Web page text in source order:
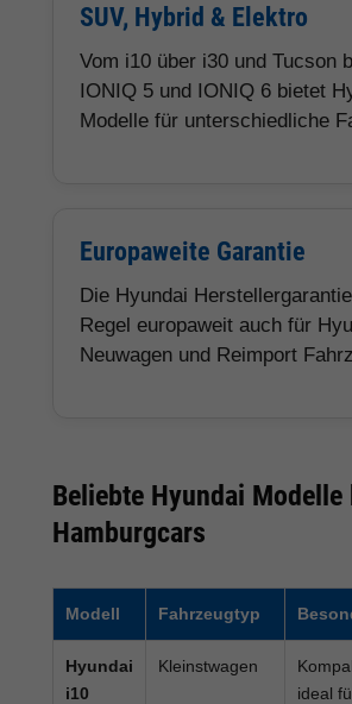
SUV, Hybrid & Elektro
Vom i10 über i30 und Tucson
IONIQ 5 und IONIQ 6 bietet
Modelle für unterschiedliche
Europaweite Garantie
Die Hyundai
Regel europaweit auch für
Neuwagen und Reimport
Beliebte Hyundai Modelle
Hamburgcars
Modell Fahrzeugtyp
Hyundai
i10
Kleinstwagen
ideal